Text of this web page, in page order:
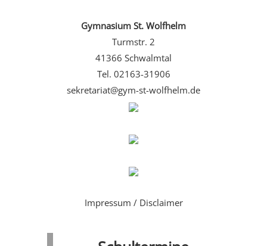
Gymnasium St. Wolfhelm
Turmstr. 2
41366 Schwalmtal
Tel. 02163-31906
sekretariat@gym-st-wolfhelm.de
Impressum / Disclaimer